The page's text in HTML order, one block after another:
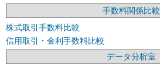
手数料関係比較
株式取引手数料比較
信用取引・金利手数料比較
データ分析室